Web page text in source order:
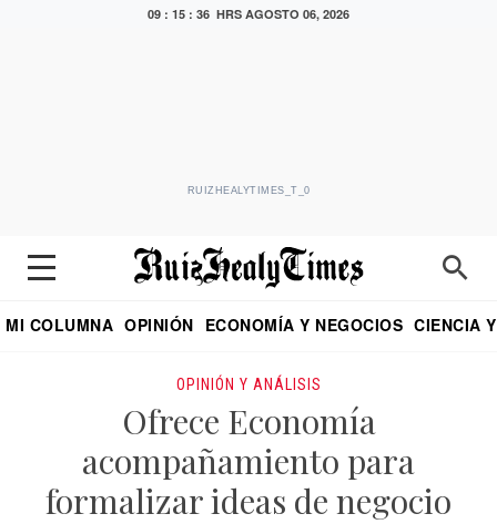
09 : 15 : 37 HRS AGOSTO 06, 2026
RUIZHEALYTIMES_T_0
MI COLUMNA OPINIÓN ECONOMÍA Y NEGOCIOS CIENCIA
OPINIÓN Y ANÁLISIS
Ofrece Economía
acompañamiento para
formalizar ideas de negocio